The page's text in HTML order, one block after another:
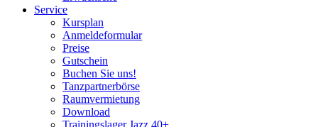
Service
Kursplan
Anmeldeformular
Preise
Gutschein
Buchen Sie uns!
Tanzpartnerbörse
Raumvermietung
Download
Trainingslager Jazz 40+